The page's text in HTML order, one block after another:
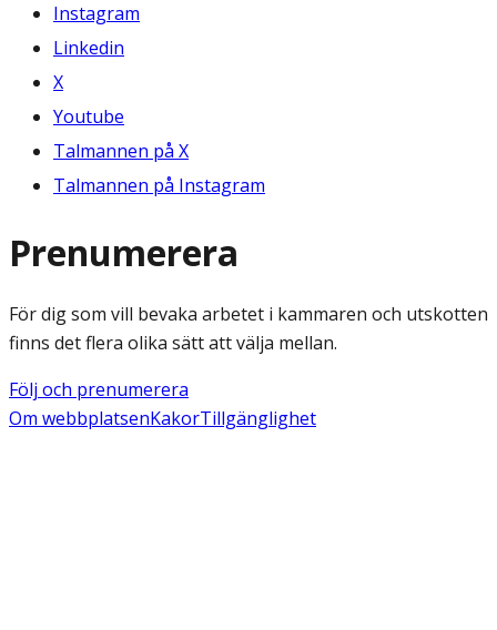
Instagram
Linkedin
X
Youtube
Talmannen på X
Talmannen på Instagram
Prenumerera
För dig som vill bevaka arbetet i kammaren och utskotten
finns det flera olika sätt att välja mellan.
Följ och prenumerera
Om webbplatsenKakorTillgänglighet